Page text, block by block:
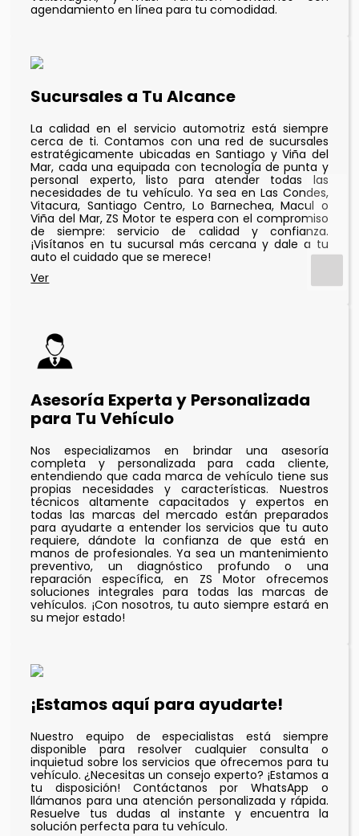
agendamiento en línea para tu comodidad.
Sucursales a Tu Alcance
La calidad en el servicio automotriz está siempre
cerca de ti. Contamos con una red de sucursales
estratégicamente ubicadas en Santiago y Viña del
Mar, cada una equipada con tecnología de punta y
personal experto, listo para atender todas las
necesidades de tu vehículo. Ya sea en Las Condes,
Vitacura, Santiago Centro, Lo Barnechea, Macul o
Viña del Mar, ZS Motor te espera con el compromiso
de siempre: servicio de calidad y confianza.
¡Visítanos en tu sucursal más cercana y dale a tu
auto el cuidado que se merece!
Asesoría Experta y Personalizada
para Tu Vehículo
Nos especializamos en brindar una asesoría
completa y personalizada para cada cliente,
entendiendo que cada marca de vehículo tiene sus
propias necesidades y características. Nuestros
técnicos altamente capacitados y expertos en
todas las marcas del mercado están preparados
para ayudarte a entender los servicios que tu auto
requiere, dándote la confianza de que está en
manos de profesionales. Ya sea un mantenimiento
preventivo, un diagnóstico profundo o una
reparación específica, en ZS Motor ofrecemos
soluciones integrales para todas las marcas de
vehículos. ¡Con nosotros, tu auto siempre estará en
su mejor estado!
¡Estamos aquí para ayudarte!
Nuestro equipo de especialistas está siempre
disponible para resolver cualquier consulta o
inquietud sobre los servicios que ofrecemos para tu
vehículo. ¿Necesitas un consejo experto? ¡Estamos a
tu disposición! Contáctanos por WhatsApp o
llámanos para una atención personalizada y rápida.
Resuelve tus dudas al instante y encuentra la
solución perfecta para tu vehículo.